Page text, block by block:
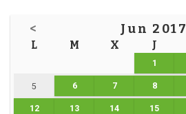
< Jun 2017
L M X J
1
5 6 7 8
12 13 14 15